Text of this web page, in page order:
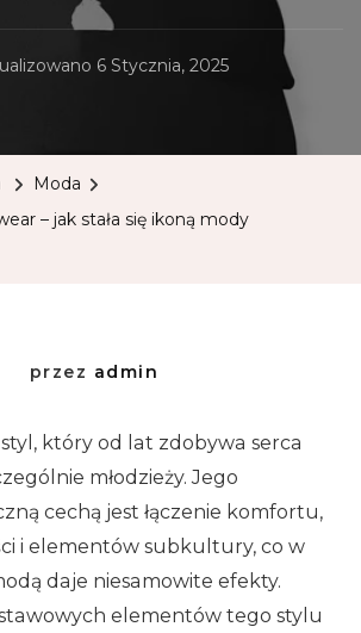
6 Stycznia, 2025
Moda
– jak stała się ikoną mody
przez admin
który od lat zdobywa serca
młodzieży. Jego
cechą jest łączenie komfortu,
i elementów subkultury, co w
daje niesamowite efekty.
elementów tego stylu